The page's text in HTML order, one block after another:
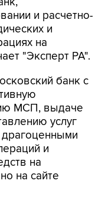
и расчетно-
и
на
"Эксперт РА".
банк с
МСП, выдаче
услуг
и
на
на сайте